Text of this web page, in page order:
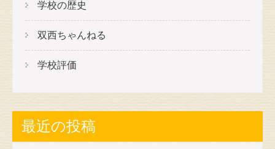
学校の歴史
双西ちゃんねる
学校評価
最近の投稿